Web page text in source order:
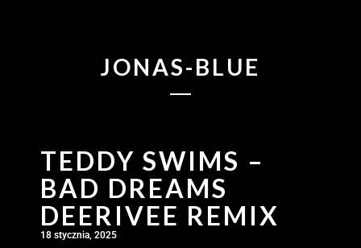
JONAS-BLUE
TEDDY SWIMS –
BAD DREAMS
DEERIVEE REMIX
18 stycznia, 2025